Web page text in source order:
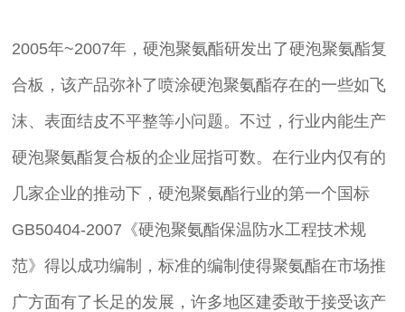
2005年~2007年，硬泡聚氨酯研发出了硬泡聚氨酯复
合板，该产品弥补了喷涂硬泡聚氨酯存在的一些如飞
沫、表面结皮不平整等小问题。不过，行业内能生产
硬泡聚氨酯复合板的企业屈指可数。在行业内仅有的
几家企业的推动下，硬泡聚氨酯行业的第一个国标
GB50404-2007《硬泡聚氨酯保温防水工程技术规
范》得以成功编制，标准的编制使得聚氨酯在市场推
广方面有了长足的发展，许多地区建委敢于接受该产